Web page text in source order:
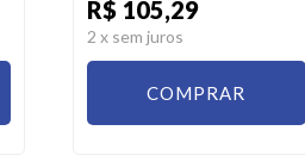
R$ 105,29
2 x sem juros
COMPRAR